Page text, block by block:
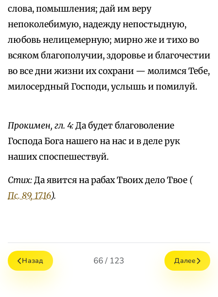
слова, помышления; дай им веру
непоколебимую, надежду непостыдную,
любовь нелицемерную; мирно же и тихо во
всяком благополучии, здоровье и благочестии
во все дни жизни их сохрани — молимся Тебе,
милосердный Господи, услышь и помилуй.
Прокимен, гл. 4:Да будет благоволение
Господа Бога нашего на нас и в деле рук
наших споспешествуй.
Стих:Да явится на рабах Твоих дело Твое (
Пс. 89, 17.16).
Назад 66 / 123 Далее